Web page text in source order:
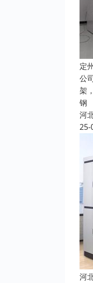
定
公
架
钢
河
25-
河